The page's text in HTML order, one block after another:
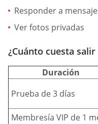
Responder a
Ver fotos privadas
¿Cuánto cuesta
Duración
Prueba de 3 días
Membresía VIP de 1